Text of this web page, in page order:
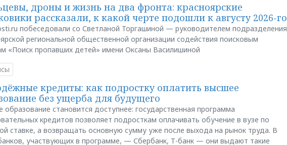
дроны и жизнь на два фронта: красноярские
рассказали, к какой черте подошли к августу 2026-го
побеседовали со Светланой Торгашиной — руководителем подразделения
региональной общественной организации содействия поисковым
«Поиск пропавших детей» имени Оксаны Василишиной
кредиты: как подростку оплатить высшее
без ущерба для будущего
образование становится доступнее: государственная программа
кредитов позволяет подросткам оплачивать обучение в вузе по
ставке, а возвращать основную сумму уже после выхода на рынок труда. В
участвующих в программе, — Сбербанк, Т-банк — они выдают такие